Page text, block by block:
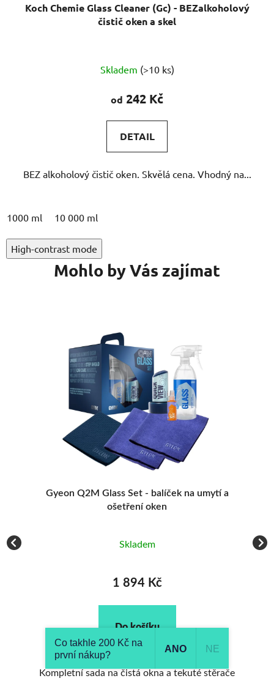
Koch Chemie Glass Cleaner (Gc) - BEZalkoholový
čistič oken a skel
hodnocení
produktu
5,0
z
hvězdiček.
Skladem (>10 ks)
od 242 Kč
DETAIL
BEZ alkoholový čistič oken. Skvělá cena. Vhodný na...
1000 ml 10 000 ml
High-contrast mode
Mohlo by Vás zajímat
Glass Set - balíček na umytí a
Do košíku
na čistá okna a tekuté stěrače
ADBL Hybrid Glass
Skvělý čistič pro
Co takhle 200 Kč na
první nákup?
ANO NE